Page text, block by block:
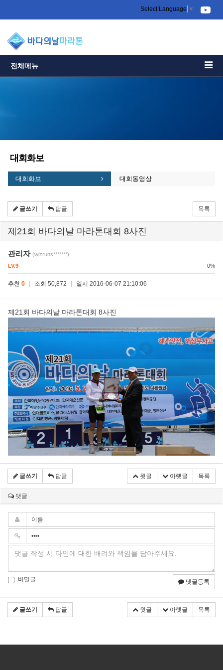
Select Language ▼
전체메뉴
대회화보
대회화보 대회동영상
글쓰기 답글 목록
제21회 바다의날 마라톤대회 8사진
관리자 (wizruns*******)
LV.9
0%
추천 0 | 조회 50,872 | 일시 2016-06-07 21:10:06
제21회 바다의날 마라톤대회 8사진
글쓰기 답글 윗글 아랫글 목록
댓글
비밀글 댓글등록
글쓰기 답글 윗글 아랫글 목록